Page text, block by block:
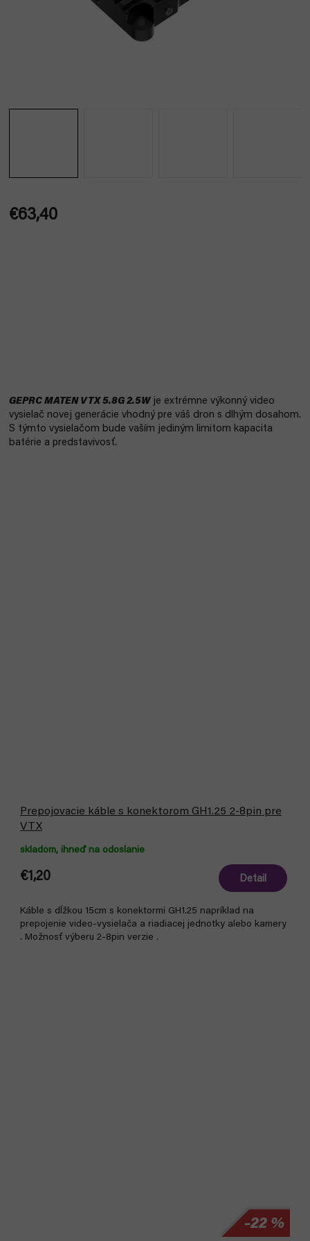
€63,40
GEPRC MATEN VTX 5.8G 2.5Wje extrémne výkonný video
vysielač novej generácie vhodný pre váš dron s dlhým dosahom.
S týmto vysielačom bude vaším jediným limitom kapacita
batérie a predstavivosť.
Prepojovacie káble s konektorom GH1.25 2-8pin pre
VTX
skladom, ihneď na odoslanie
€1,20 Detail
Káble s dĺžkou 15cm s konektormi GH1.25 napríklad na
prepojenie video-vysielača a riadiacej jednotky alebo kamery
. Možnosť výberu 2-8pin verzie .
–22 %